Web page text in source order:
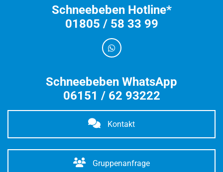
Schneebeben Hotline*
01805 / 58 33 99
Schneebeben WhatsApp
06151 / 62 93222
Kontakt
Gruppenanfrage